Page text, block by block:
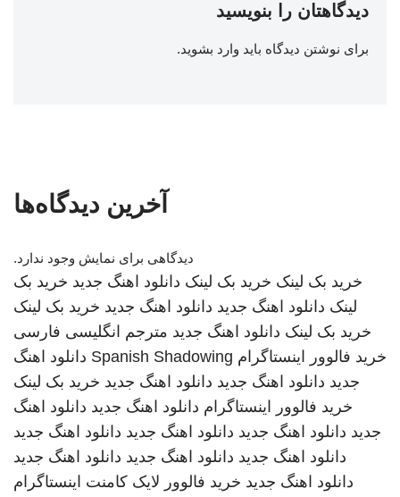
دیدگاهتان را بنویسید
برای نوشتن دیدگاه باید وارد بشوید.
آخرین دیدگاه‌ها
دیدگاهی برای نمایش وجود ندارد.
خرید بک لینک خرید بک لینک دانلود اهنگ جدید خرید بک
لینک دانلود اهنگ جدید دانلود اهنگ جدید خرید بک لینک
خرید بک لینک دانلود اهنگ جدید مترجم انگلیسی فارسی
خرید فالوور اینستاگرام Spanish Shadowing دانلود اهنگ
جدید دانلود اهنگ جدید دانلود اهنگ جدید خرید بک لینک
خرید فالوور اینستاگرام دانلود اهنگ جدید دانلود اهنگ
جدید دانلود اهنگ جدید دانلود اهنگ جدید دانلود اهنگ جدید
دانلود اهنگ جدید دانلود اهنگ جدید دانلود اهنگ جدید
دانلود اهنگ جدید خرید فالوور لایک کامنت اینستاگرام